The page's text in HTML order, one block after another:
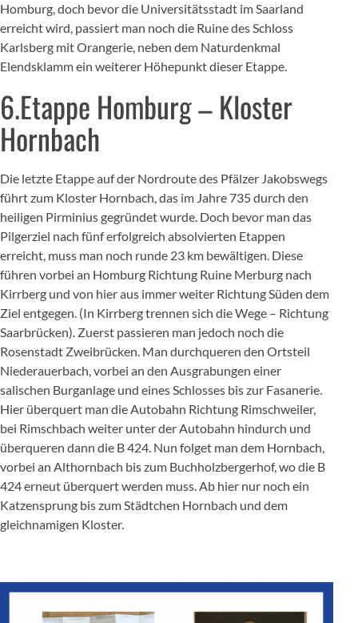
Homburg, doch bevor die Universitätsstadt im Saarland
erreicht wird, passiert man noch die Ruine des Schloss
Karlsberg mit Orangerie, neben dem Naturdenkmal
Elendsklamm ein weiterer Höhepunkt dieser Etappe.
6.Etappe Homburg – Kloster
Hornbach
Die letzte Etappe auf der Nordroute des Pfälzer Jakobswegs
führt zum Kloster Hornbach, das im Jahre 735 durch den
heiligen Pirminius gegründet wurde. Doch bevor man das
Pilgerziel nach fünf erfolgreich absolvierten Etappen
erreicht, muss man noch runde 23 km bewältigen. Diese
führen vorbei an Homburg Richtung Ruine Merburg nach
Kirrberg und von hier aus immer weiter Richtung Süden dem
Ziel entgegen. (In Kirrberg trennen sich die Wege – Richtung
Saarbrücken). Zuerst passieren man jedoch noch die
Rosenstadt Zweibrücken. Man durchqueren den Ortsteil
Niederauerbach, vorbei an den Ausgrabungen einer
salischen Burganlage und eines Schlosses bis zur Fasanerie.
Hier überquert man die Autobahn Richtung Rimschweiler,
bei Rimschbach weiter unter der Autobahn hindurch und
überqueren dann die B 424. Nun folget man dem Hornbach,
vorbei an Althornbach bis zum Buchholzbergerhof, wo die B
424 erneut überquert werden muss. Ab hier nur noch ein
Katzensprung bis zum Städtchen Hornbach und dem
gleichnamigen Kloster.